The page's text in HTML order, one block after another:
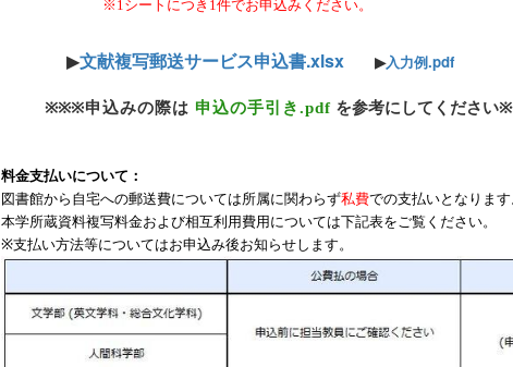
※ 1シートにつき 1件でお申込みください。
▶文献複写郵送サービス申込書.xlsx ▶入力例.pdf
※※※申込みの際は 申込の手引き.pdf を参考にしてください
料金支払いについて：
図書館から自宅への郵送費については所属に関わらず私費での支払いとなりま
本学所蔵資料複写料金および相互利用費用については下記表をご覧ください。
※支払い方法等についてはお申込み後お知らせします。